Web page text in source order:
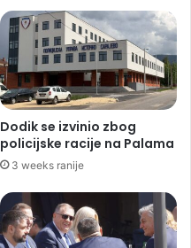
Dodik se izvinio zbog
policijske racije na Palama
3 weeks ranije